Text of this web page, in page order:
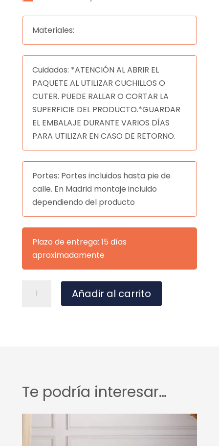
Materiales:
Cuidados: *ATENCIÓN AL ABRIR EL
PAQUETE AL UTILIZAR CUCHILLOS O
CUTER. PUEDE RALLAR O CORTAR LA
SUPERFICIE DEL PRODUCTO.*GUARDAR
EL EMBALAJE DURANTE VARIOS DÍAS
PARA UTILIZAR EN CASO DE RETORNO.
Portes: Portes incluidos hasta pie de
calle. En Madrid montaje incluido
dependiendo del producto
Plazo de entrega: 15 días
aproximadamente
KORA
Añadir al carrito
i
Te podría interesar…